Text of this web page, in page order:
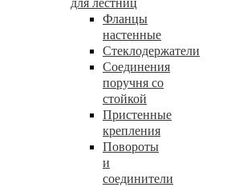
для лестниц
Фланцы
настенные
Стеклодержатели
Соединения
поручня со
стойкой
Пристенные
крепления
Повороты
и
соединители